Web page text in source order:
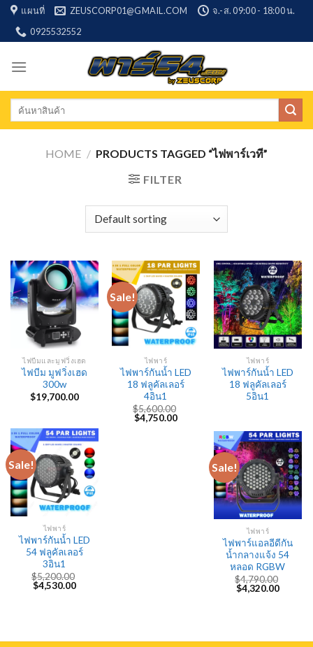
Skip
content
แผนที่ ZEUSCORP01@GMAIL.COM
จ.-ส. 09:00 - 18:00 น.
0925532552
Search
HOME / PRODUCTS TAGGED “ไฟพาร์เวที”
FILTER
ไฟบีมและมูฟวิ่งเฮด
ไฟบีม มูฟวิ่งเฮด
300w
$19,700.00
Sale!
ไฟพาร์
ไฟพาร์กันน้ำ LED
18 ฟลูคัลเลอร์
4อิน1
$5,600.00
Original
price
$4,750.00Current
$4,750.00.
ไฟพาร์
ไฟพาร์กันน้ำ LED
18 ฟลูคัลเลอร์
5อิน1
Sale!
ไฟพาร์
ไฟพาร์กันน้ำ LED
54 ฟลูคัลเลอร์
3อิน1
$5,200.00
Original
price
$4,530.00Current
Sale!
ไฟพาร์
ไฟพาร์แอลอีดีกัน
น้ำกลางแจ้ง 54
หลอด RGBW
$4,790.00
Original
price
$4,320.00Current